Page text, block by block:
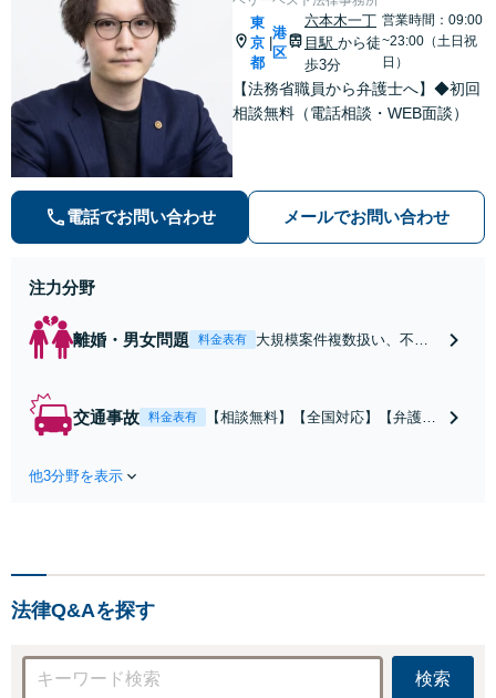
業承継もお任せ」
東
京
都
港
区
六本木一丁
目駅 から徒
歩3分
営業時間：09:00
~23:00（土日祝
日）
【法務省職員から弁護士へ】◆初回
相談無料（電話相談・WEB面談）
電話でお問い合わせ メールでお問い合わせ
注力分野
離婚・男女問題 料金表有
大規模案件複数扱い、不貞
富
交通事故 料金表有
【相談無料】【全国対応】【弁護士
他3分野を表示
法律Q&Aを探す
検索